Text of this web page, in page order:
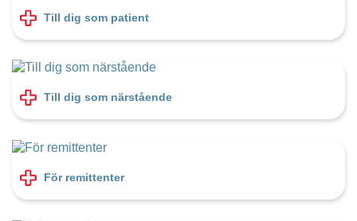
Till dig som patient
Till dig som närstående
För remittenter